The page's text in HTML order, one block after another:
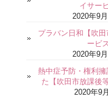
イサー
2020年9
プラバン日和【吹
ービス
2020年9
熱中症予防・権利
た【吹田市放課後
2020年9